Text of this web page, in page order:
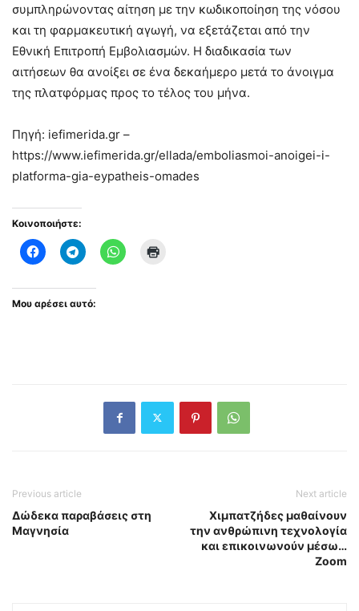
συμπληρώνοντας αίτηση με την κωδικοποίηση της νόσου
και τη φαρμακευτική αγωγή, να εξετάζεται από την
Εθνική Επιτροπή Εμβολιασμών. Η διαδικασία των
αιτήσεων θα ανοίξει σε ένα δεκαήμερο μετά το άνοιγμα
της πλατφόρμας προς το τέλος του μήνα.
Πηγή: iefimerida.gr –
https://www.iefimerida.gr/ellada/emboliasmoi-anoigei-i-
platforma-gia-eypatheis-omades
Κοινοποιήστε:
Μου αρέσει αυτό:
Previous article
Δώδεκα παραβάσεις στη
Μαγνησία
Next article
Χιμπατζήδες μαθαίνουν
την ανθρώπινη τεχνολογία
και επικοινωνούν μέσω…
Zoom